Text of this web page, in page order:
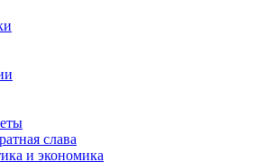
слава
и экономика